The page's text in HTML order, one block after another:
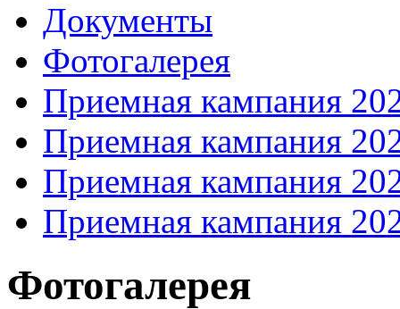
Документы
Фотогалерея
Приемная кампания
Приемная кампания
Приемная кампания
Приемная кампания
Фотогалерея